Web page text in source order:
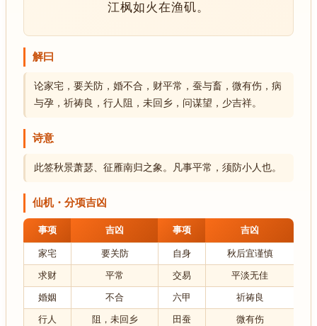
江枫如火在渔矶。
解曰
论家宅，要关防，婚不合，财平常，蚕与畜，微有伤，病
与孕，祈祷良，行人阻，未回乡，问谋望，少吉祥。
诗意
此签秋景萧瑟、征雁南归之象。凡事平常，须防小人也。
仙机・分项吉凶
事项 吉凶 事项 吉凶
家宅 要关防 自身 秋后宜谨慎
求财 平常 交易 平淡无佳
婚姻 不合 六甲 祈祷良
行人 阻，未回乡 田蚕 微有伤